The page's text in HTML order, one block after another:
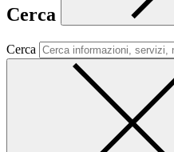
Cerca
Cerca